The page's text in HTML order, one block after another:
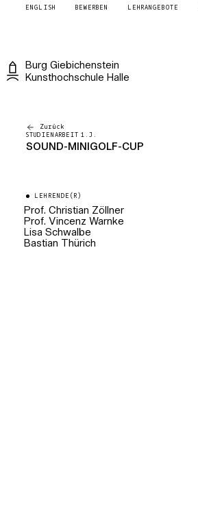
ENGLISH BEWERBEN LEHRANGEBOTE
Burg Giebichenstein
Kunsthochschule Halle
Zurück
STUDIENARBEIT 1.J.
SOUND-MINIGOLF-CUP
LEHRENDE(R)
Prof. Christian Zöllner
Professur Industrial
Design/Gestaltung in digitalen
Kontexten
Prof. Vincenz Warnke
Professor für Industrial Design
Lisa Schwalbe
Künstlerische Mitarbeiterin
Bastian Thürich